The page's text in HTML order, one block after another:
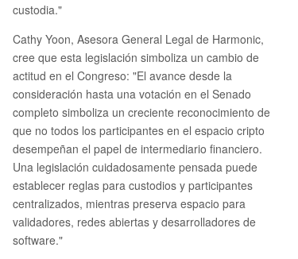
custodia."
Cathy Yoon, Asesora General Legal de Harmonic,
cree que esta legislación simboliza un cambio de
actitud en el Congreso: "El avance desde la
consideración hasta una votación en el Senado
completo simboliza un creciente reconocimiento de
que no todos los participantes en el espacio cripto
desempeñan el papel de intermediario financiero.
Una legislación cuidadosamente pensada puede
establecer reglas para custodios y participantes
centralizados, mientras preserva espacio para
validadores, redes abiertas y desarrolladores de
software."